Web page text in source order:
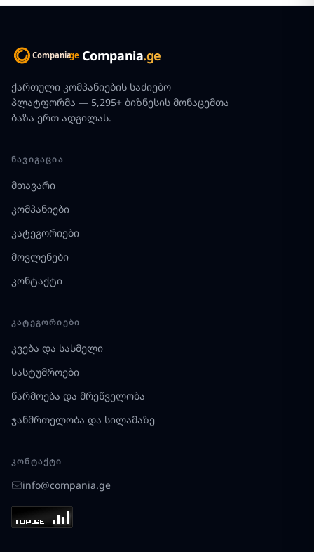
Compania.ge
ქართული კომპანიების საძიებო
პლატფორმა — 5,295+ ბიზნესის მონაცემთა
ბაზა ერთ ადგილას.
ᲜᲐᲕᲘᲒᲐᲪᲘᲐ
მთავარი
კომპანიები
კატეგორიები
მოვლენები
კონტაქტი
ᲙᲐᲢᲔᲒᲝᲠᲘᲔᲑᲘ
კვება და სასმელი
სასტუმროები
წარმოება და მრეწველობა
ჯანმრთელობა და სილამაზე
ᲙᲝᲜᲢᲐᲥᲢᲘ
info@compania.ge